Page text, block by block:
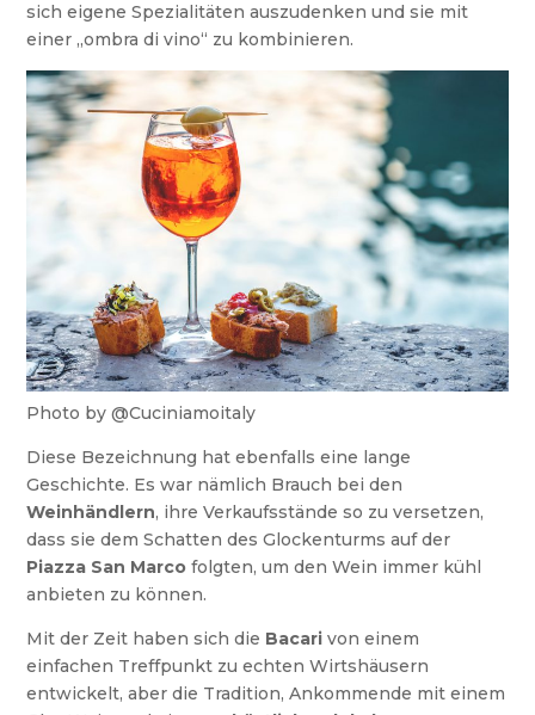
sich eigene Spezialitäten auszudenken und sie mit
einer „ombra di vino“ zu kombinieren.
Photo by @Cuciniamoitaly
Diese Bezeichnung hat ebenfalls eine lange
Geschichte. Es war nämlich Brauch bei den
Weinhändlern, ihre Verkaufsstände so zu versetzen,
dass sie dem Schatten des Glockenturms auf der
Piazza San Marco folgten, um den Wein immer kühl
anbieten zu können.
Mit der Zeit haben sich die Bacari von einem
einfachen Treffpunkt zu echten Wirtshäusern
entwickelt, aber die Tradition, Ankommende mit einem